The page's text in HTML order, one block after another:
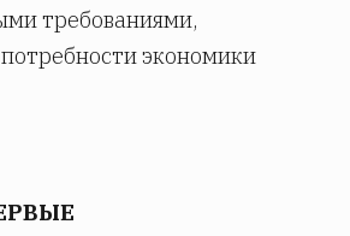
требованиями,
экономики